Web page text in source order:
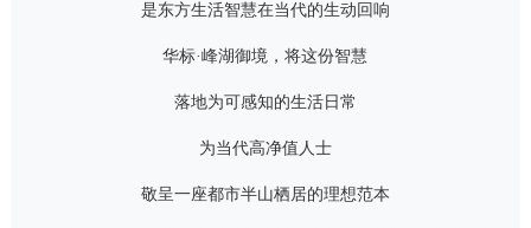
是东方生活智慧在当代的生动回响
华标·峰湖御境，将这份智慧
落地为可感知的生活日常
为当代高净值人士
敬呈一座都市半山栖居的理想范本